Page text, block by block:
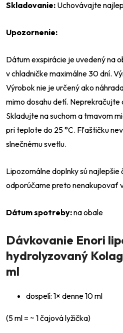
Skladovanie: Uchovávajte
Upozornenie:
Dátum exspirácie je uvedený na
v chladničke maximálne 30 dní.
Výrobok nie je určený ako
mimo dosahu detí. Neprekračujte
Skladujte na suchom a tmavom
pri teplote do 25 °C. Fľaštičku
slnečnému svetlu.
Lipozomálne doplnky sú
odporúčame preto nenakupovať
Dátum spotreby:na obale
Dávkovanie Enori
hydrolyzovaný
ml
dospelí: 1× denne 10 ml
(5 ml = ~ 1 čajová lyžička)